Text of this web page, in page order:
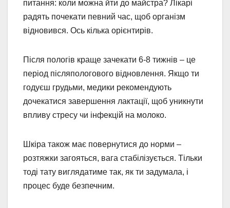
питання: коли можна йти до майстра? Лікарі
радять почекати певний час, щоб організм
відновився. Ось кілька орієнтирів.
Після пологів краще зачекати 6-8 тижнів – це
період післяпологового відновлення. Якщо ти
годуєш грудьми, медики рекомендують
дочекатися завершення лактації, щоб уникнути
впливу стресу чи інфекцій на молоко.
Шкіра також має повернутися до норми –
розтяжки загояться, вага стабілізується. Тільки
тоді тату виглядатиме так, як ти задумала, і
процес буде безпечним.